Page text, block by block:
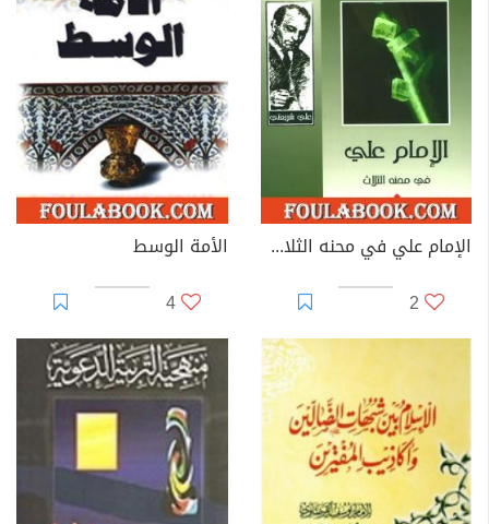
الإمام علي في محنه الثلاث - الآثار الكاملة
2
الأمة الوسط
4